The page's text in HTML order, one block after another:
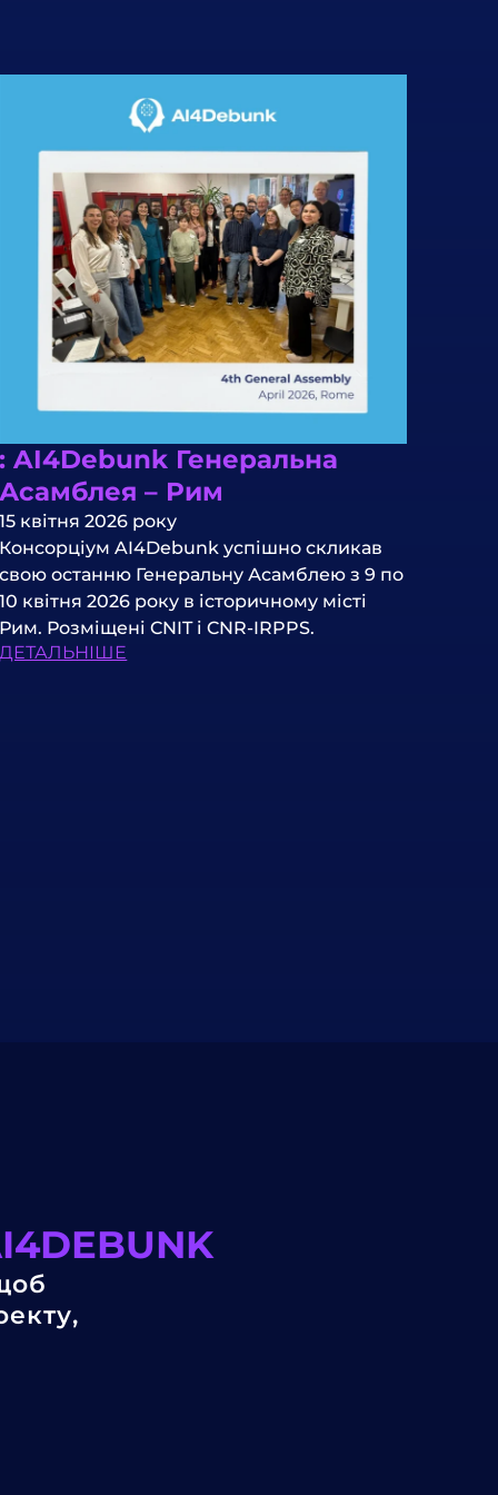
: AI4Debunk Генеральна
Асамблея – Рим
15 квітня 2026 року
Консорціум AI4Debunk успішно скликав
свою останню Генеральну Асамблею з 9 по
10 квітня 2026 року в історичному місті
Рим. Розміщені CNIT і CNR-IRPPS.
ДЕТАЛЬНІШЕ